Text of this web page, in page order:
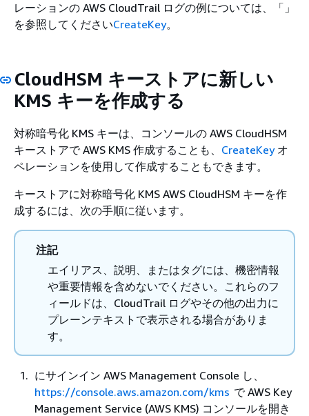
レーションの AWS CloudTrail ログの例については、「」
を参照してくださいCreateKey。
CloudHSM キーストアに新しい
KMS キーを作成する
対称暗号化 KMS キーは、コンソールの AWS CloudHSM
キーストアで AWS KMS 作成することも、 CreateKeyオ
ペレーションを使用して作成することもできます。
キーストアに対称暗号化 KMS AWS CloudHSM キーを作
成するには、次の手順に従います。
注記
エイリアス、説明、またはタグには、機密情報
や重要情報を含めないでください。これらのフ
ィールドは、CloudTrail ログやその他の出力に
プレーンテキストで表示される場合がありま
す。
にサインイン AWS Management Console し、
https://console.aws.amazon.com/kms で AWS Key
Management Service (AWS KMS) コンソールを開き